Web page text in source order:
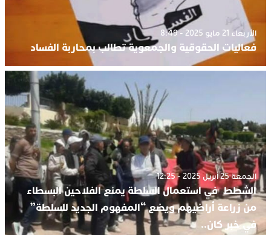
الأربعاء 21 مايو 2025 - 8:49
فعاليات الحقوقية والجمعوية تطالب بمحاربة الفساد
الجمعة 25 أبريل 2025 - 12:25
الشطط في استعمال السلطة يمنع الفلاحين البسطاء
من زراعة أراضيهم ويضع “المفهوم الجديد للسلطة”
في خبر كان..